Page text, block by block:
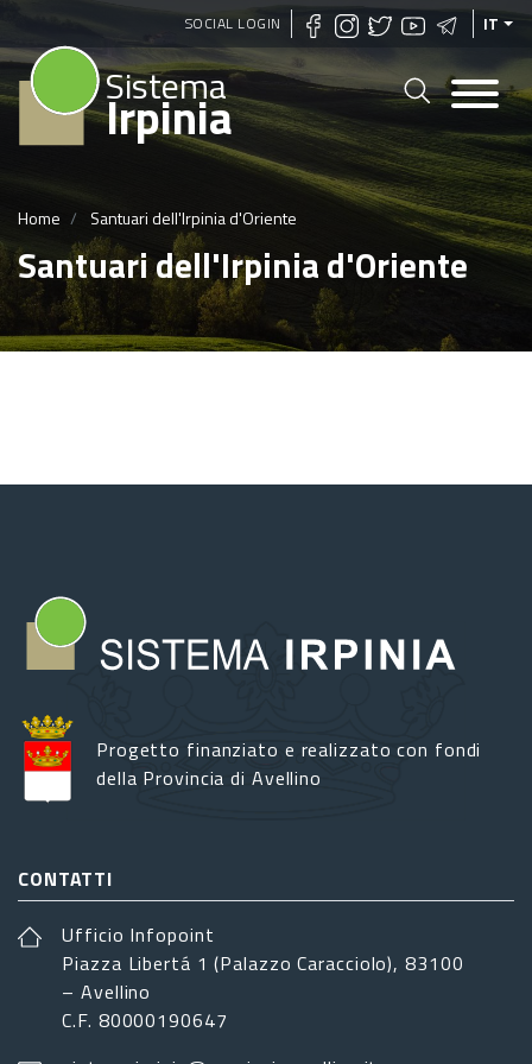
Salta
al
contenuto
principale
SOCIAL LOGIN IT
Sistema
Irpinia
Home Santuari dell'Irpinia d'Oriente
Santuari dell'Irpinia d'Oriente
Progetto finanziato e realizzato con fondi
della Provincia di Avellino
CONTATTI
Ufficio Infopoint
Piazza Libertá 1 (Palazzo Caracciolo), 83100
– Avellino
C.F. 80000190647